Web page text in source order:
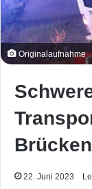
Originalaufnahme
22. Juni 2023